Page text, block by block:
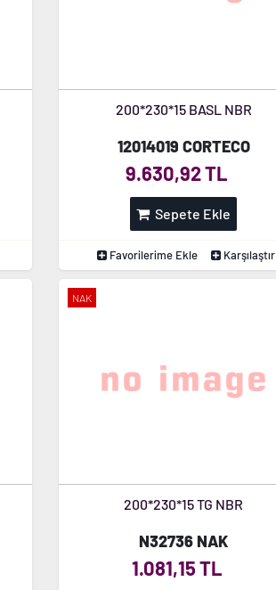
200*230*15 BASL NBR
12014019 CORTECO
9.630,92 TL
Sepete Ekle
Favorilerime Ekle Karşılaştır
NAK
200*230*15 TG NBR
N32736 NAK
1.081,15 TL